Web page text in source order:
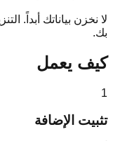
لا نخزن بياناتك أبداً.
بك.
كيف يعمل
1
تثبيت الإضافة